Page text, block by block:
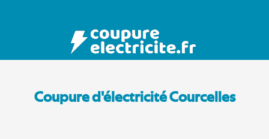
Coupure d'électricité Courcelles